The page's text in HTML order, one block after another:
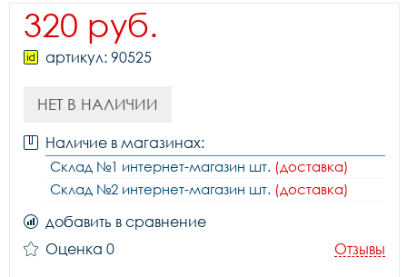
320 руб.
артикул: 90525
НЕТ В НАЛИЧИИ
Наличие в магазинах:
Склад №1 интернет-магазин шт. (доставка)
Склад №2 интернет-магазин шт. (доставка)
добавить в сравнение
Оценка 0
Отзывы